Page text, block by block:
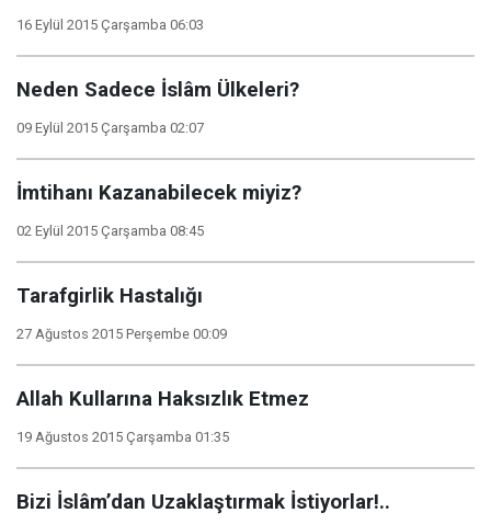
16 Eylül 2015 Çarşamba 06:03
Neden Sadece İslâm Ülkeleri?
09 Eylül 2015 Çarşamba 02:07
İmtihanı Kazanabilecek miyiz?
02 Eylül 2015 Çarşamba 08:45
Tarafgirlik Hastalığı
27 Ağustos 2015 Perşembe 00:09
Allah Kullarına Haksızlık Etmez
19 Ağustos 2015 Çarşamba 01:35
Bizi İslâm’dan Uzaklaştırmak İstiyorlar!..